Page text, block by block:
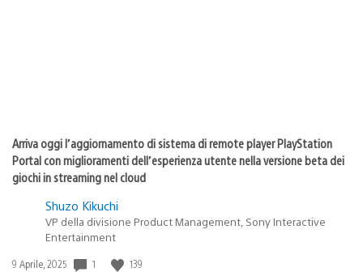
Arriva oggi l’aggiornamento di sistema di remote player PlayStation
Portal con miglioramenti dell’esperienza utente nella versione beta dei
giochi in streaming nel cloud
Shuzo Kikuchi
VP della divisione Product Management, Sony Interactive
Entertainment
Data
9 Aprile, 2025 1 139